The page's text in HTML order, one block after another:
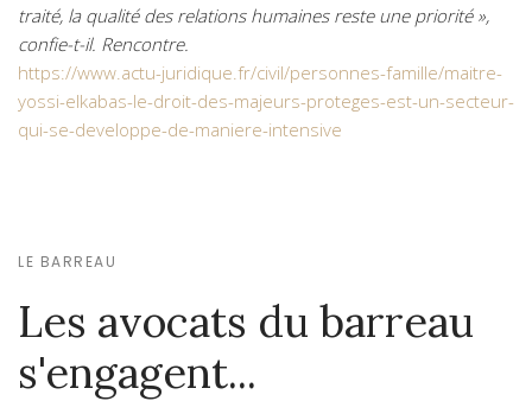
traité, la qualité des relations humaines reste une priorité »,
confie-t-il. Rencontre.
https://www.actu-juridique.fr/civil/personnes-famille/maitre-
yossi-elkabas-le-droit-des-majeurs-proteges-est-un-secteur-
qui-se-developpe-de-maniere-intensive
LE BARREAU
Les avocats du barreau
s'engagent...